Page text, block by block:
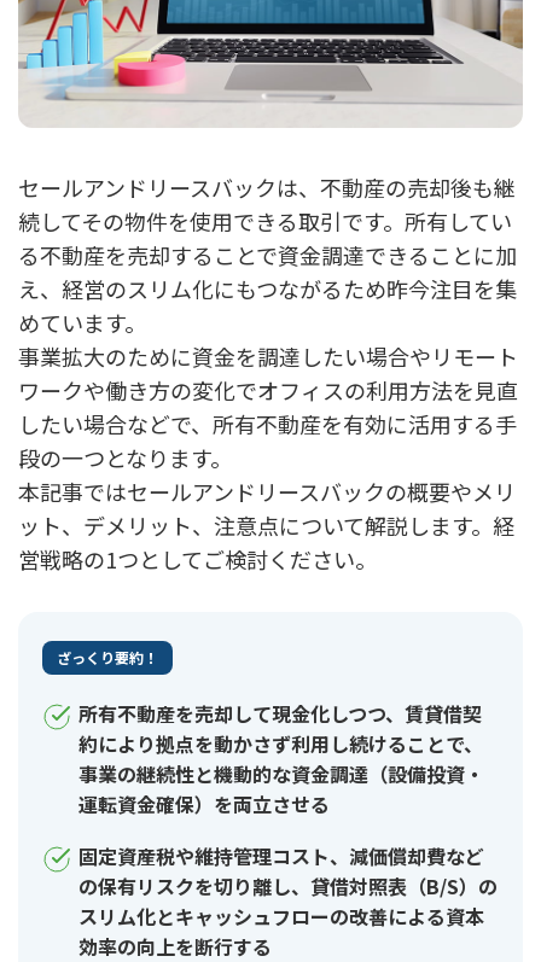
セールアンドリースバックは、不動産の売却後も継
続してその物件を使用できる取引です。所有してい
る不動産を売却することで資金調達できることに加
え、経営のスリム化にもつながるため昨今注目を集
めています。
事業拡大のために資金を調達したい場合やリモート
ワークや働き方の変化でオフィスの利用方法を見直
したい場合などで、所有不動産を有効に活用する手
段の一つとなります。
本記事ではセールアンドリースバックの概要やメリ
ット、デメリット、注意点について解説します。経
営戦略の1つとしてご検討ください。
ざっくり要約！
所有不動産を売却して現金化しつつ、賃貸借契
約により拠点を動かさず利用し続けることで、
事業の継続性と機動的な資金調達（設備投資・
運転資金確保）を両立させる
固定資産税や維持管理コスト、減価償却費など
の保有リスクを切り離し、貸借対照表（B/S）の
スリム化とキャッシュフローの改善による資本
効率の向上を断行する